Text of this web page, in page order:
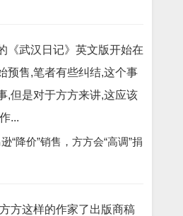
《武汉日记》英文版开始在
预售,笔者有些纠结,这个事
,但是对于方方来讲,这应该
...
“降价”销售，方方会“高调”捐
方这样的作家了出版商稿